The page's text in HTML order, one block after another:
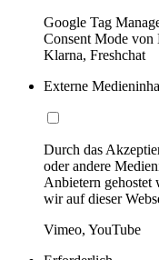
Google Tag
Consent Mode von
Klarna, Freshchat
Externe
Durch das
oder andere
Anbietern
wir auf dieser
Vimeo, YouTube